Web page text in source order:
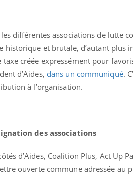
différentes associations de lutte
historique et brutale, d’autant plus
taxe créée expressément pour
d’Aides, dans un communiqué.
à l’organisation.
des associations
d’Aides, Coalition Plus, Act Up
ouverte commune adressée au